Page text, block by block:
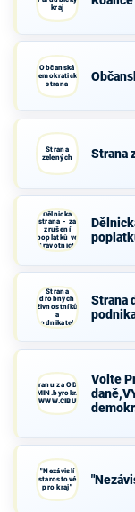
kraj
Občanská
demokratická
strana
Strana
zelených
Strana
Dělnická
strana - za
zrušení
poplatků ve
zdravotnictví
Strana
drobných
živnostníků
a
podnikatelů
Strana
Blok-stranu za
demokr. WWW.CIBULKA.NET
Volte
"Nezávislí
starostové
pro kraj"